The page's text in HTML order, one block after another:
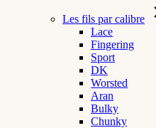
Les fils par calibre
Lace
Fingering
Sport
DK
Worsted
Aran
Bulky
Chunky